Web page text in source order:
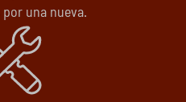
una nueva.